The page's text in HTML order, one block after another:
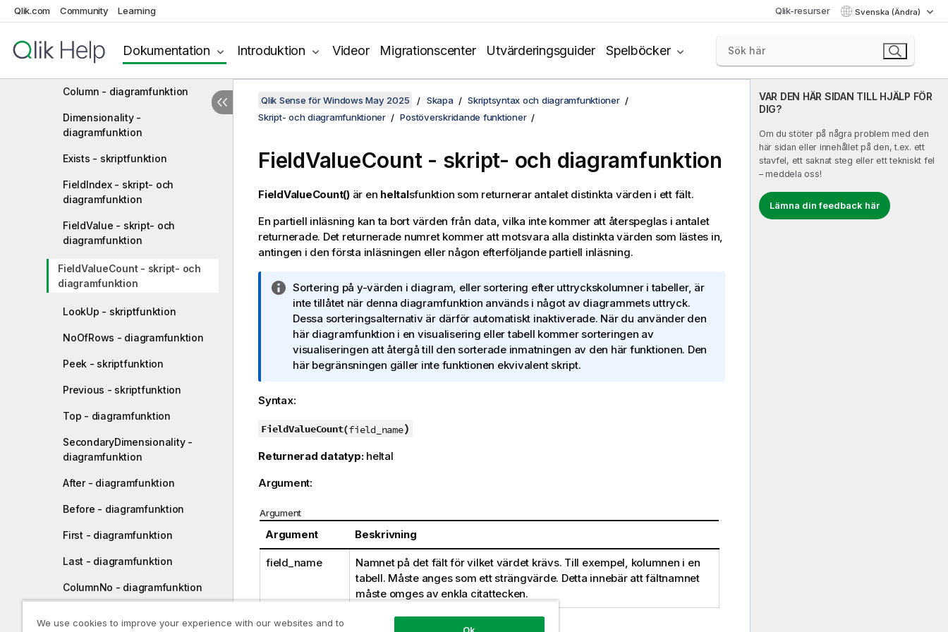
Qlik.com Community Learning Qlik-resurser Svenska (Ändra)
Dokumentation Introduktion Videor Migrationscenter Utvärderingsguider Spelböcker
Above - diagramfunktion
Below - diagramfunktion
Bottom - diagramfunktion
Column - diagramfunktion
Dimensionality -
diagramfunktion
Exists - skriptfunktion
FieldIndex - skript- och
diagramfunktion
FieldValue - skript- och
diagramfunktion
FieldValueCount - skript- och
diagramfunktion
LookUp - skriptfunktion
NoOfRows - diagramfunktion
Peek - skriptfunktion
Previous - skriptfunktion
Top - diagramfunktion
SecondaryDimensionality -
diagramfunktion
After - diagramfunktion
Before - diagramfunktion
First - diagramfunktion
Last - diagramfunktion
ColumnNo - diagramfunktion
diagramfunktion
VAR DEN HÄR SIDAN TILL HJÄLP FÖR
DIG?
Om du stöter på några problem med den
här sidan eller innehållet på den, t.ex. ett
stavfel, ett saknat steg eller ett tekniskt fel
– meddela oss!
Lämna din feedback här
Qlik Sense för Windows May 2025 Skapa
Skriptsyntax och diagramfunktioner
Skript- och diagramfunktioner
Postöverskridande funktioner
FieldValueCount- skript- och diagramfunktion
FieldValueCount()är en heltalsfunktion som returnerar antalet distinkta värden i ett fält.
En partiell inläsning kan ta bort värden från data, vilka inte kommer att återspeglas i antalet
returnerade. Det returnerade numret kommer att motsvara alla distinkta värden som lästes in,
antingen i den första inläsningen eller någon efterföljande partiell inläsning.
A
n
t
e
c
k
i
g
m
n
o
r
m
a
i
n
Sortering på y-värden i diagram, eller sortering efter uttryckskolumner i tabeller, är
inte tillåtet när denna diagramfunktion används i något av diagrammets uttryck.
Dessa sorteringsalternativ är därför automatiskt inaktiverade. När du använder den
här diagramfunktion i en visualisering eller tabell kommer sorteringen av
visualiseringen att återgå till den sorterade inmatningen av den här funktionen. Den
här begränsningen gäller inte funktionen ekvivalent skript.
Syntax:
FieldValueCount(field_name)
Returnerad datatyp: heltal
Argument:
Argument
Argument Beskrivning
field_name
Namnet på det fält för vilket värdet krävs. Till exempel, kolumnen i en
tabell. Måste anges som ett strängvärde. Detta innebär att fältnamnet
måste omges av enkla citattecken.
We use cookies to improve your experience with our websites and to